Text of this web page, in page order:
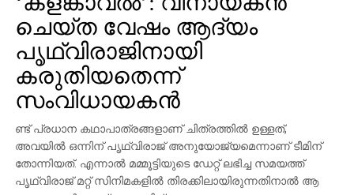
— Siddaramaiah
(@siddaramaiah)March
14, 2018
RELATED TOPICS: UP BY ELECTION
UP NEXT
ഭീമ-കൊറിഗാവ് സംഘര്‍ഷം: തീവ്ര ഹിന്ദുത്വ
സംഘടന നേതാവ് അറസ്റ്റില്‍
ചെയ്ത വേഷം ആദ്യം
പൃഥ്വിരാജിനായി
കരുതിയതെന്ന്
സംവിധായകന്‍
ണ്ട് പ്രധാന കഥാപാത്രങ്ങളാണ് ചിത്രത്തില്‍ ഉള്ളത്,
അവയില്‍ ഒന്നിന് പൃഥ്വിരാജ് അനുയോജ്യമെന്നാണ് ടീമിന്
തോന്നിയത്. എന്നാല്‍ മമ്മൂട്ടിയുടെ ഡേറ്റ് ലഭിച്ച സമയത്ത്
പൃഥ്വിരാജ് മറ്റ് സിനിമകളില്‍ തിരക്കിലായിരുന്നതിനാല്‍ ആ